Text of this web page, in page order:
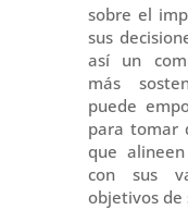
sobre el
sus
así un
más
puede
para tomar
que
con sus
objetivos de